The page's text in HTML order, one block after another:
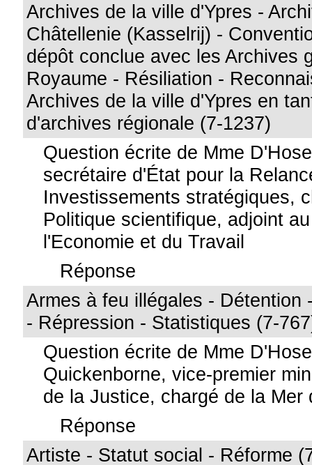
Archives de la ville d'Ypres -
Châtellenie (Kasselrij) -
dépôt conclue avec les Archives
Royaume - Résiliation -
Archives de la ville d'Ypres en
d'archives régionale (7-1237)
Question écrite de Mme
secrétaire d'État pour la
Investissements stratégiques,
Politique scientifique, adjoint
l'Economie et du Travail
Réponse
Armes à feu illégales - Détention
- Répression - Statistiques (7-
Question écrite de Mme
Quickenborne, vice-premier
de la Justice, chargé de la Mer
Réponse
Artiste - Statut social - Réforme